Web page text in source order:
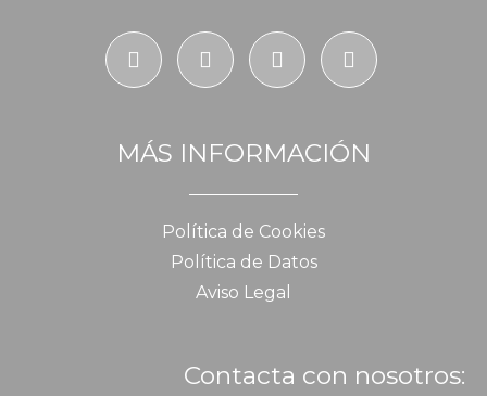
MÁS INFORMACIÓN
Política de Cookies
Política de Datos
Aviso Legal
Contacta con nosotros: